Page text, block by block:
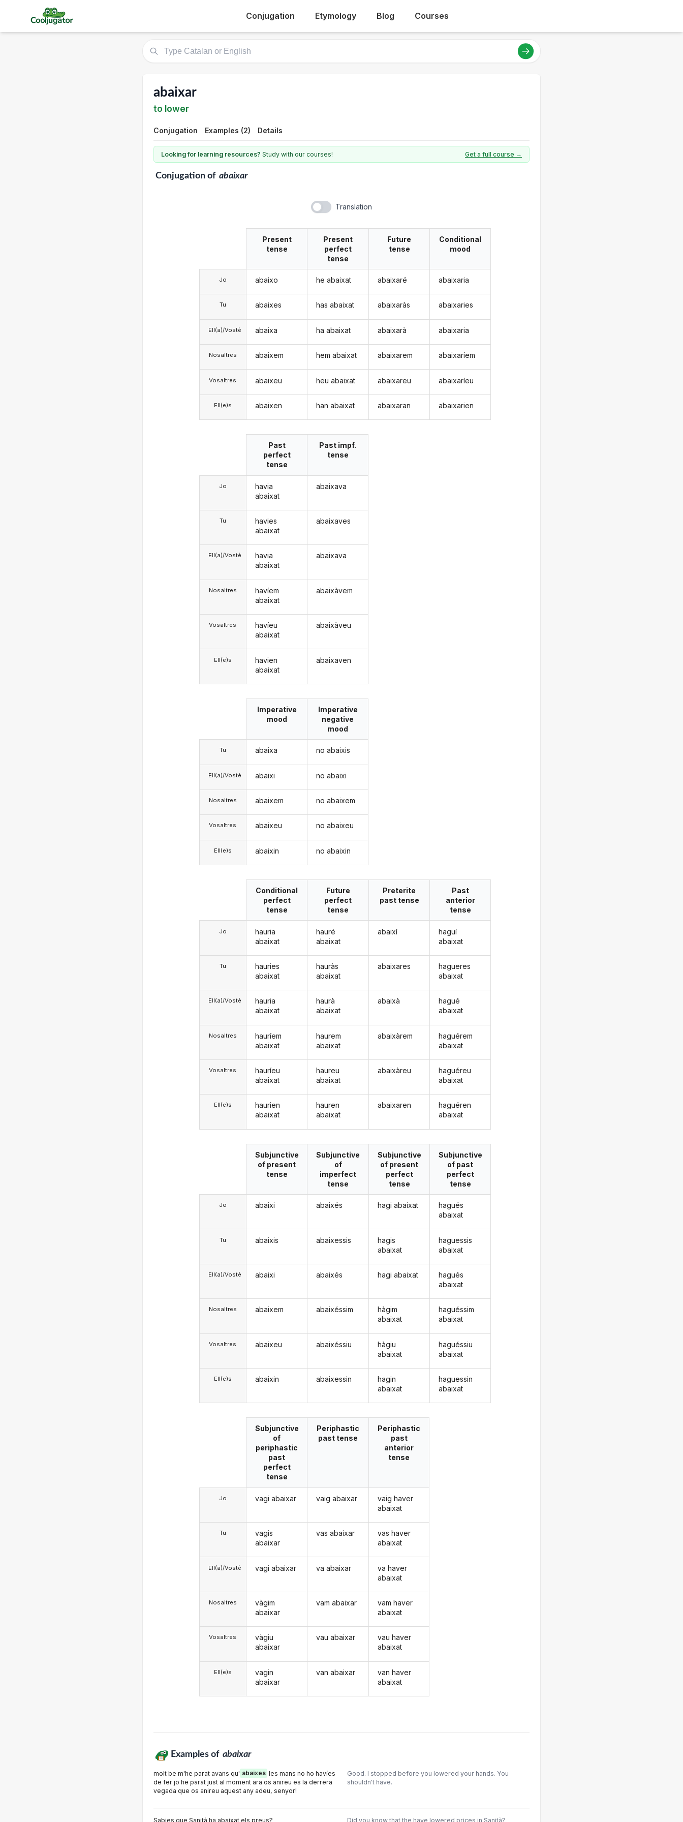
Conjugation Etymology Blog Courses
abaixar
to lower
Conjugation Examples (2) Details
Looking for learning resources? Study with our courses! Get a full course →
Conjugationof abaixar
Translation
Jo
Tu
Ell(a)/Vostè
Nosaltres
Vosaltres
Ell(e)s
Present
tense
abaixo
abaixes
abaixa
abaixem
abaixeu
abaixen
Present
perfect
tense
he abaixat
has abaixat
ha abaixat
hem abaixat
heu abaixat
han abaixat
Future
tense
abaixaré
abaixaràs
abaixarà
abaixarem
abaixareu
abaixaran
Conditional
mood
abaixaria
abaixaries
abaixaria
abaixaríem
abaixaríeu
abaixarien
Jo
Tu
Ell(a)/Vostè
Nosaltres
Vosaltres
Ell(e)s
Past
perfect
tense
havia
abaixat
havies
abaixat
havia
abaixat
havíem
abaixat
havíeu
abaixat
havien
abaixat
Past impf.
tense
abaixava
abaixaves
abaixava
abaixàvem
abaixàveu
abaixaven
Tu
Ell(a)/Vostè
Nosaltres
Vosaltres
Ell(e)s
Imperative
mood
abaixa
abaixi
abaixem
abaixeu
abaixin
Imperative
negative
mood
no abaixis
no abaixi
no abaixem
no abaixeu
no abaixin
Jo
Tu
Ell(a)/Vostè
Nosaltres
Vosaltres
Ell(e)s
Conditional
perfect
tense
hauria
abaixat
hauries
abaixat
hauria
abaixat
hauríem
abaixat
hauríeu
abaixat
haurien
abaixat
Future
perfect
tense
hauré
abaixat
hauràs
abaixat
haurà
abaixat
haurem
abaixat
haureu
abaixat
hauren
abaixat
Preterite
past tense
abaixí
abaixares
abaixà
abaixàrem
abaixàreu
abaixaren
Past
anterior
tense
haguí
abaixat
hagueres
abaixat
hagué
abaixat
haguérem
abaixat
haguéreu
abaixat
haguéren
abaixat
Jo
Tu
Ell(a)/Vostè
Nosaltres
Vosaltres
Ell(e)s
Subjunctive
of present
tense
abaixi
abaixis
abaixi
abaixem
abaixeu
abaixin
Subjunctive
of
imperfect
tense
abaixés
abaixessis
abaixés
abaixéssim
abaixéssiu
abaixessin
Subjunctive
of present
perfect
tense
hagi abaixat
hagis
abaixat
hagi abaixat
hàgim
abaixat
hàgiu
abaixat
hagin
abaixat
Subjunctive
of past
perfect
tense
hagués
abaixat
haguessis
abaixat
hagués
abaixat
haguéssim
abaixat
haguéssiu
abaixat
haguessin
abaixat
Jo
Tu
Ell(a)/Vostè
Nosaltres
Vosaltres
Ell(e)s
Subjunctive
of
periphastic
past
perfect
tense
vagi abaixar
vagis
abaixar
vagi abaixar
vàgim
abaixar
vàgiu
abaixar
vagin
abaixar
Periphastic
past tense
vaig abaixar
vas abaixar
va abaixar
vam abaixar
vau abaixar
van abaixar
Periphastic
past
anterior
tense
vaig haver
abaixat
vas haver
abaixat
va haver
abaixat
vam haver
abaixat
vau haver
abaixat
van haver
abaixat
Examples of abaixar
molt be m'he parat avans qu' abaixes les mans no ho havíes
de fer jo he parat just al moment ara os anireu es la derrera
vegada que os anireu aquest any adeu, senyor!
Good. l stopped before you lowered your hands. You
shouldn't have.
Sabies que Sanità ha abaixat els preus? Did you know that the have lowered prices in Sanità?